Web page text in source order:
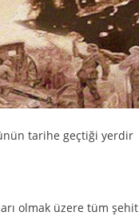
tarihe geçtiği yerdir
olmak üzere tüm şehit